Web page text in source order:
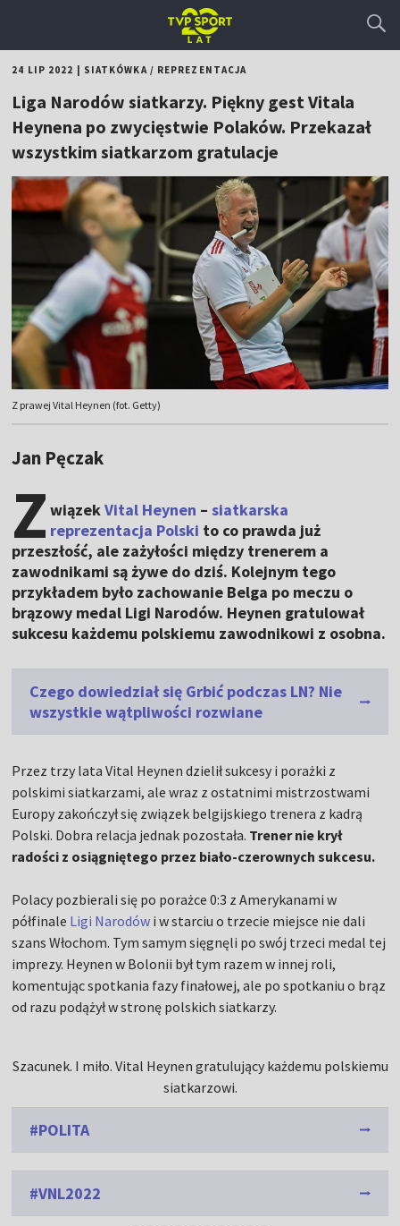
24 LIP 2022 SIATKÓWKA/ REPREZENTACJA
Liga Narodów siatkarzy. Piękny gest Vitala
Heynena po zwycięstwie Polaków. Przekazał
wszystkim siatkarzom gratulacje
Z prawej Vital Heynen (fot. Getty)
Jan Pęczak
Z wiązekVital Heynen –siatkarska
reprezentacja Polski to co prawda już
przeszłość, ale zażyłości między trenerem a
zawodnikami są żywe do dziś. Kolejnym tego
przykładem było zachowanie Belga po meczu o
brązowy medal Ligi Narodów. Heynen gratulował
sukcesu każdemu polskiemu zawodnikowi z osobna.
Czego dowiedział się Grbić podczas LN? Nie
wszystkie wątpliwości rozwiane
Przez trzy lata Vital Heynen dzielił sukcesy i porażki z
polskimi siatkarzami, ale wraz z ostatnimi mistrzostwami
Europy zakończył się związek belgijskiego trenera z kadrą
Polski. Dobra relacja jednak pozostała. Trener nie krył
radości z osiągniętego przez biało-czerownych sukcesu.
Polacy pozbierali się po porażce 0:3 z Amerykanami w
półfinale Ligi Narodów i w starciu o trzecie miejsce nie dali
szans Włochom. Tym samym sięgnęli po swój trzeci medal tej
imprezy. Heynen w Bolonii był tym razem w innej roli,
komentując spotkania fazy finałowej, ale po spotkaniu o brąz
od razu podążył w stronę polskich siatkarzy.
Szacunek. I miło. Vital Heynen gratulujący każdemu polskiemu
siatkarzowi.
#POLITA
#VNL2022